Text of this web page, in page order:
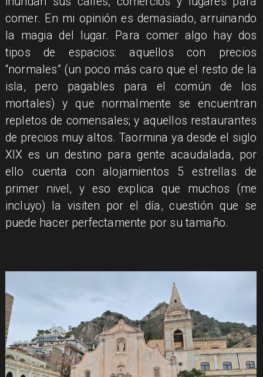
comer. En mi opinión es demasiado, arruinando
la magia del lugar. Para comer algo hay dos
tipos de espacios: aquellos con precios
“normales” (un poco más caro que el resto de la
isla, pero pagables para el común de los
mortales) y que normalmente se encuentran
repletos de comensales; y aquellos restaurantes
de precios muy altos. Taormina ya desde el siglo
XIX es un destino para gente acaudalada, por
ello cuenta con alojamientos 5 estrellas de
primer nivel, y eso explica que muchos (me
incluyo) la visiten por el día, cuestión que se
puede hacer perfectamente por su tamaño.​